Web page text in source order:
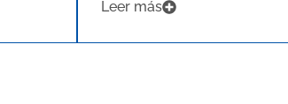
Leer más